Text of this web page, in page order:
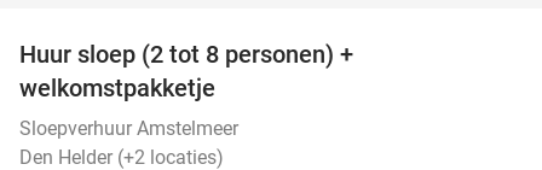
Huur sloep (2 tot 8 personen) +
welkomstpakketje
Sloepverhuur Amstelmeer
Den Helder (+2 locaties)